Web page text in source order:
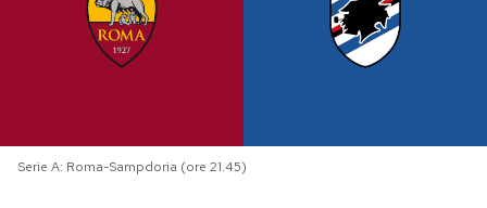
NEWSLETTER
Serie A: Roma-Sampdoria (ore 21.45)